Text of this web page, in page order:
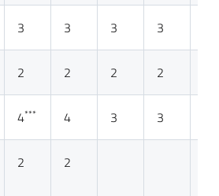
3 3 3 3
2 2 2 2
4*** 4 3 3
2 2